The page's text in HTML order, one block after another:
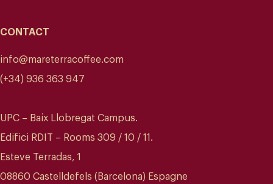
CONTACT
info@mareterracoffee.com
(+34) 936 363 947
UPC – Baix Llobregat Campus.
Edifici RDIT – Rooms 309 / 10 / 11.
Esteve Terradas, 1
08860 Castelldefels (Barcelona) Espagne